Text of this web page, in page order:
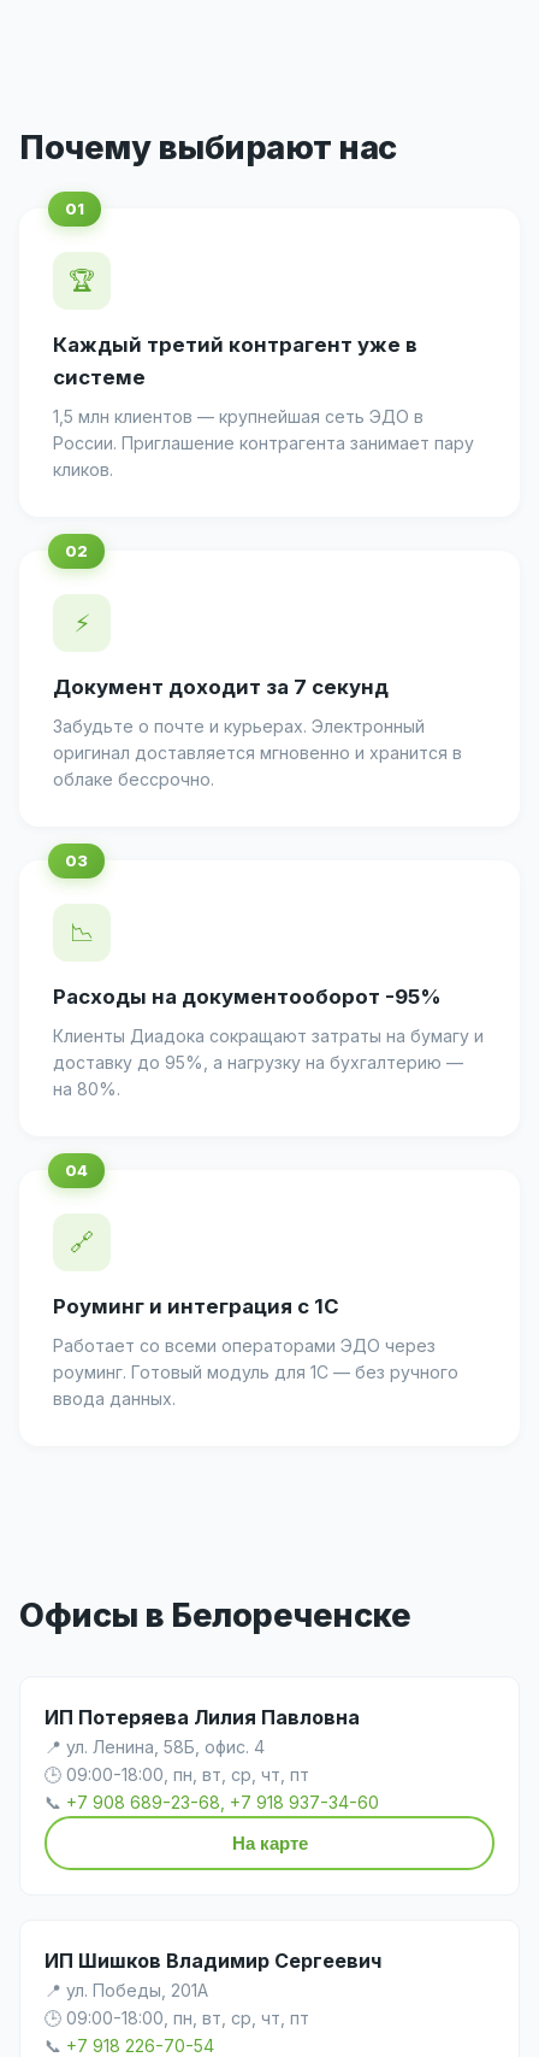
Почему выбирают нас
🏆
Каждый третий контрагент уже в
системе
1,5 млн клиентов — крупнейшая сеть ЭДО в
России. Приглашение контрагента занимает пару
кликов.
⚡
Документ доходит за 7 секунд
Забудьте о почте и курьерах. Электронный
оригинал доставляется мгновенно и хранится в
облаке бессрочно.
📉
Расходы на документооборот -95%
Клиенты Диадока сокращают затраты на бумагу и
доставку до 95%, а нагрузку на бухгалтерию —
на 80%.
🔗
Роуминг и интеграция с 1С
Работает со всеми операторами ЭДО через
роуминг. Готовый модуль для 1С — без ручного
ввода данных.
Офисы в Белореченске
ИП Потеряева Лилия Павловна
📍 ул. Ленина, 58Б, офис. 4
🕒 09:00-18:00, пн, вт, ср, чт, пт
📞 +7 908 689-23-68, +7 918 937-34-60
На карте
ИП Шишков Владимир Сергеевич
📍 ул. Победы, 201А
🕒 09:00-18:00, пн, вт, ср, чт, пт
📞 +7 918 226-70-54